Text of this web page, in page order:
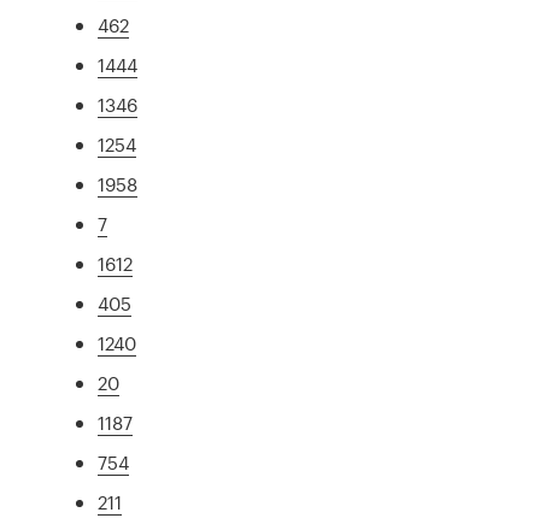
462
1444
1346
1254
1958
7
1612
405
1240
20
1187
754
211